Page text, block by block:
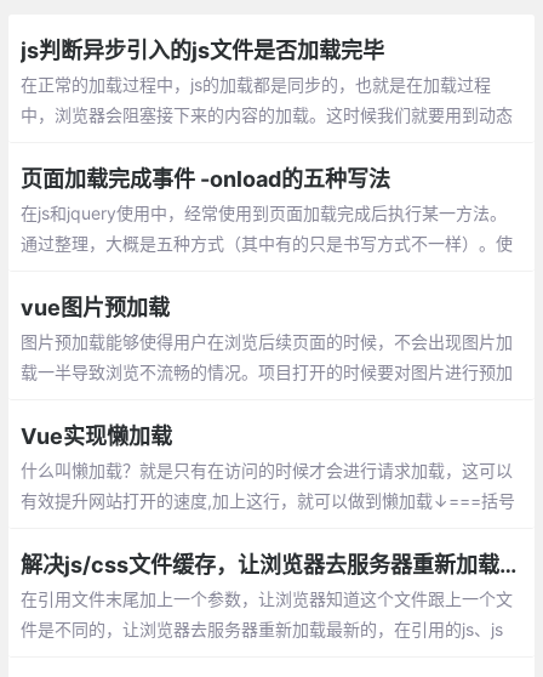
js判断异步引入的js文件是否加载完毕
在正常的加载过程中，js的加载都是同步的，也就是在加载过程
中，浏览器会阻塞接下来的内容的加载。这时候我们就要用到动态
s文件里的东西
页面加载完成事件 -onload的五种写法
在js和jquery使用中，经常使用到页面加载完成后执行某一方法。
通过整理，大概是五种方式（其中有的只是书写方式不一样）。使
vue图片预加载
图片预加载能够使得用户在浏览后续页面的时候，不会出现图片加
载一半导致浏览不流畅的情况。项目打开的时候要对图片进行预加
Vue实现懒加载
什么叫懒加载？就是只有在访问的时候才会进行请求加载，这可以
有效提升网站打开的速度,加上这行，就可以做到懒加载↓===括号
解决js/css文件缓存，让浏览器去服务器重新加载最新js/css
在引用文件末尾加上一个参数，让浏览器知道这个文件跟上一个文
件是不同的，让浏览器去服务器重新加载最新的，在引用的js、js